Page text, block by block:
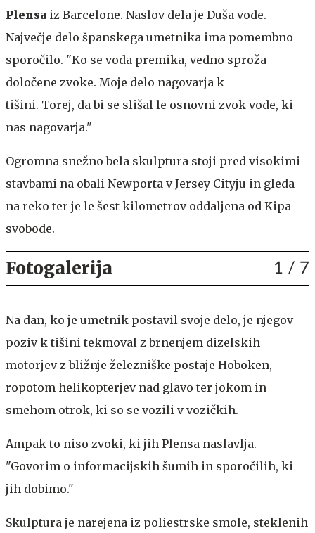
Plensa iz Barcelone. Naslov dela je Duša vode.
Največje delo španskega umetnika ima pomembno
sporočilo. "Ko se voda premika, vedno sproža
določene zvoke. Moje delo nagovarja k
tišini. Torej, da bi se slišal le osnovni zvok vode, ki
nas nagovarja."
Ogromna snežno bela skulptura stoji pred visokimi
stavbami na obali Newporta v Jersey Cityju in gleda
na reko ter je le šest kilometrov oddaljena od Kipa
svobode.
Fotogalerija 1 / 7
Na dan, ko je umetnik postavil svoje delo, je njegov
poziv k tišini tekmoval z brnenjem dizelskih
motorjev z bližnje železniške postaje Hoboken,
ropotom helikopterjev nad glavo ter jokom in
smehom otrok, ki so se vozili v vozičkih.
Ampak to niso zvoki, ki jih Plensa naslavlja.
"Govorim o informacijskih šumih in sporočilih, ki
jih dobimo."
Skulptura je narejena iz poliestrske smole, steklenih